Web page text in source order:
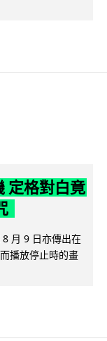
定格對白竟
8 月 9 日亦傳出在
播放停止時的畫